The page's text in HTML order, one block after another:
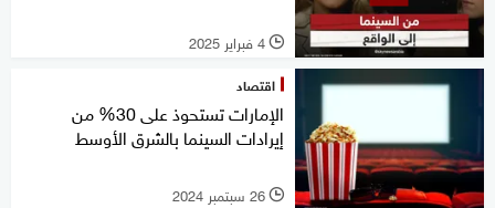
l 4 فبراير 2025
اقتصاد
الإمارات تستحوذ على 30% من
إيرادات السينما بالشرق الأوسط
l 26 سبتمبر 2024